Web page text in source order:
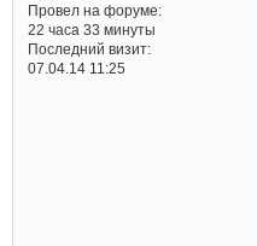
Провел на форуме:
22 часа 33 минуты
Последний визит:
07.04.14 11:25